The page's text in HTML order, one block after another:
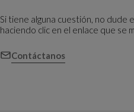
Si tiene alguna cuestión, no dude
haciendo clic en el enlace que se
Contáctanos